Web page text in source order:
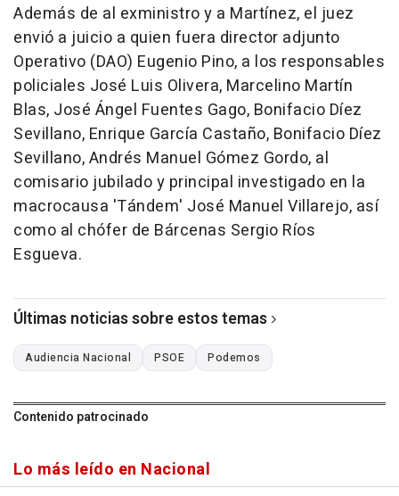
Además de al exministro y a Martínez, el juez
envió a juicio a quien fuera director adjunto
Operativo (DAO) Eugenio Pino, a los responsables
policiales José Luis Olivera, Marcelino Martín
Blas, José Ángel Fuentes Gago, Bonifacio Díez
Sevillano, Enrique García Castaño, Bonifacio Díez
Sevillano, Andrés Manuel Gómez Gordo, al
comisario jubilado y principal investigado en la
macrocausa 'Tándem' José Manuel Villarejo, así
como al chófer de Bárcenas Sergio Ríos
Esgueva.
Últimas noticias sobre estos temas
Audiencia Nacional PSOE Podemos
Contenido patrocinado
Lo más leído en Nacional